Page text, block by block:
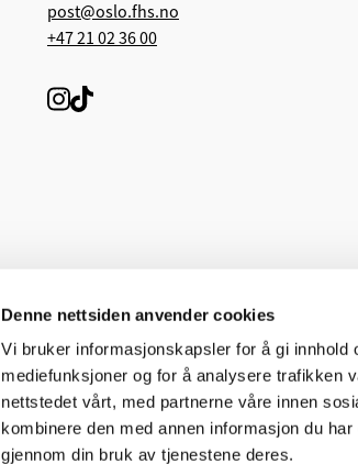
Denne nettsiden anvender cookies
Vi bruker informasjonskapsler for å gi
mediefunksjoner og for å analysere trafikken
nettstedet vårt, med partnerne våre innen
kombinere den med annen informasjon du
gjennom din bruk av tjenestene deres.
post@oslo.fhs.no
+47 21 02 36 00
Ditt samtykke